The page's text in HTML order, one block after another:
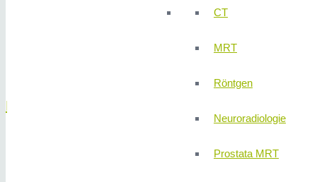
CT
MRT
Röntgen
Neuroradiologie
Prostata MRT
Magen